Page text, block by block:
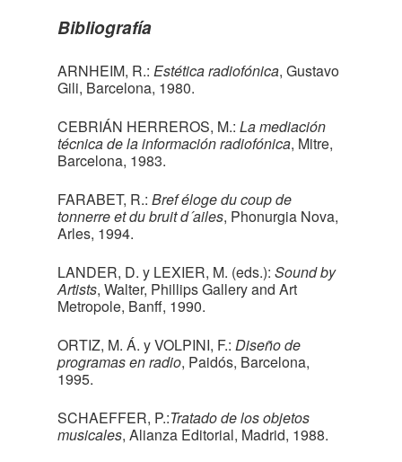
Bibliografía
ARNHEIM, R.: Estética radiofónica, Gustavo
Gili, Barcelona, 1980.
CEBRIÁN HERREROS, M.: La mediación
técnica de la información radiofónica, Mitre,
Barcelona, 1983.
FARABET, R.: Bref éloge du coup de
tonnerre et du bruit d´ailes, Phonurgia Nova,
Arles, 1994.
LANDER, D. y LEXIER, M. (eds.): Sound by
Artists, Walter, Phillips Gallery and Art
Metropole, Banff, 1990.
ORTIZ, M. Á. y VOLPINI, F.: Diseño de
programas en radio, Paidós, Barcelona,
1995.
SCHAEFFER, P.:Tratado de los objetos
musicales, Alianza Editorial, Madrid, 1988.